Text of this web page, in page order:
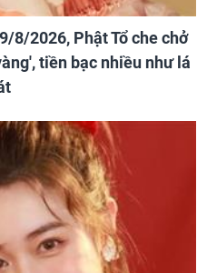
8/2026, Phật Tổ che chở
tiền bạc nhiều như lá